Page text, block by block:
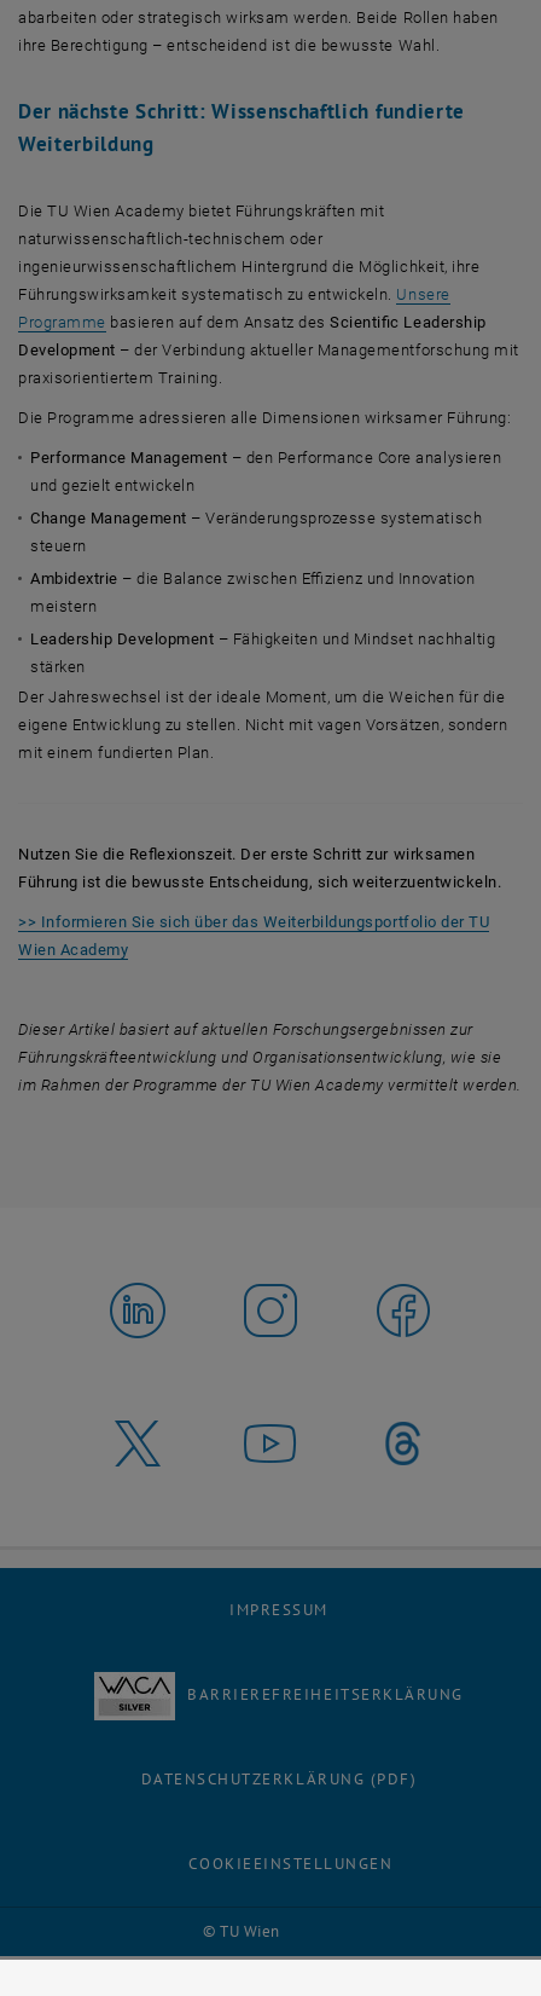
LinkedInYouTube
abarbeiten oder strategisch wirksam werden. Beide Rollen haben
ihre Berechtigung – entscheidend ist die bewusste Wahl.
Der nächste Schritt: Wissenschaftlich fundierte
Weiterbildung
Die TU Wien Academy bietet Führungskräften mit
naturwissenschaftlich-technischem oder
ingenieurwissenschaftlichem Hintergrund die Möglichkeit, ihre
Führungswirksamkeit systematisch zu entwickeln. Unsere
Programme basieren auf dem Ansatz desScientific Leadership
Development – der Verbindung aktueller Managementforschung mit
praxisorientiertem Training.
Die Programme adressieren alle Dimensionen wirksamer Führung:
Performance Management – den Performance Core analysieren
und gezielt entwickeln
Change Management – Veränderungsprozesse systematisch
steuern
Ambidextrie – die Balance zwischen Effizienz und Innovation
meistern
Leadership Development – Fähigkeiten und Mindset nachhaltig
stärken
Der Jahreswechsel ist der ideale Moment, um die Weichen für die
eigene Entwicklung zu stellen. Nicht mit vagen Vorsätzen, sondern
mit einem fundierten Plan.
Nutzen Sie die Reflexionszeit. Der erste Schritt zur wirksamen
Führung ist die bewusste Entscheidung, sich weiterzuentwickeln.
>> Informieren Sie sich über das Weiterbildungsportfolio der TU
Wien Academy
Dieser Artikel basiert auf aktuellen Forschungsergebnissen zur
Führungskräfteentwicklung und Organisationsentwicklung, wie sie
im Rahmen der Programme der TU Wien Academy vermittelt werden.
© TU Wien
IMPRESSUM
BARRIEREFREIHEITSERKLÄRUNG
DATENSCHUTZERKLÄRUNG (PDF)
COOKIEEINSTELLUNGEN